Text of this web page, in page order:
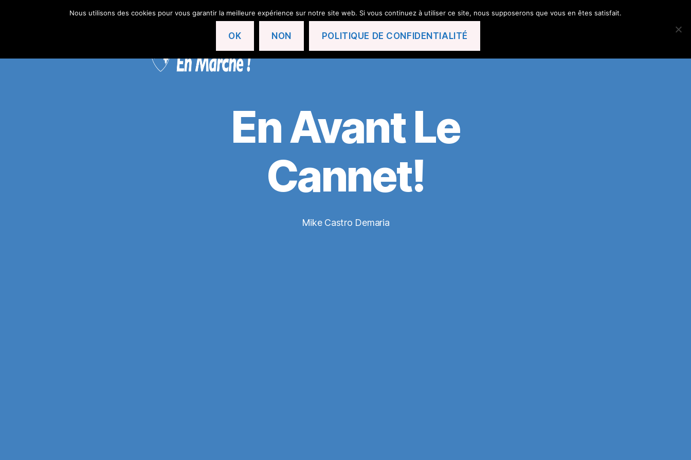
En Avant Le
Cannet!
Mike Castro Demaria
Nous utilisons des cookies pour vous garantir la meilleure expérience sur notre site web. Si vous continuez à utiliser ce site, nous supposerons que vous en êtes satisfait.
OK NON POLITIQUE DE CONFIDENTIALITÉ